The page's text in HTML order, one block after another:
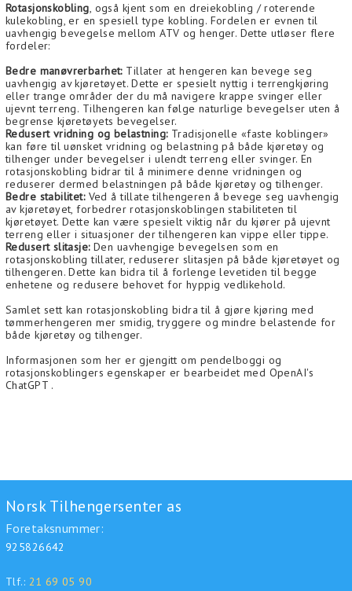
Rotasjonskobling, også kjent som en dreiekobling / roterende
kulekobling, er en spesiell type kobling. Fordelen er evnen til
uavhengig bevegelse mellom ATV og henger. Dette utløser flere
fordeler:
Bedre manøvrerbarhet: Tillater at hengeren kan bevege seg
uavhengig av kjøretøyet. Dette er spesielt nyttig i terrengkjøring
eller trange områder der du må navigere krappe svinger eller
ujevnt terreng. Tilhengeren kan følge naturlige bevegelser uten å
begrense kjøretøyets bevegelser.
Redusert vridning og belastning:Tradisjonelle «faste koblinger»
kan føre til uønsket vridning og belastning på både kjøretøy og
tilhenger under bevegelser i ulendt terreng eller svinger. En
rotasjonskobling bidrar til å minimere denne vridningen og
reduserer dermed belastningen på både kjøretøy og tilhenger.
Bedre stabilitet:Ved å tillate tilhengeren å bevege seg uavhengig
av kjøretøyet, forbedrer rotasjonskoblingen stabiliteten til
kjøretøyet. Dette kan være spesielt viktig når du kjører på ujevnt
terreng eller i situasjoner der tilhengeren kan vippe eller tippe.
Redusert slitasje:Den uavhengige bevegelsen som en
rotasjonskobling tillater, reduserer slitasjen på både kjøretøyet og
tilhengeren. Dette kan bidra til å forlenge levetiden til begge
enhetene og redusere behovet for hyppig vedlikehold.
Samlet sett kan rotasjonskobling bidra til å gjøre kjøring med
tømmerhengeren mer smidig, tryggere og mindre belastende for
både kjøretøy og tilhenger.
Informasjonen som her er gjengitt om pendelboggi og
rotasjonskoblingers egenskaper er bearbeidet med OpenAI's
ChatGPT .
Norsk Tilhengersenter as
Foretaksnummer:
925826642
Tlf.: 21 69 05 90